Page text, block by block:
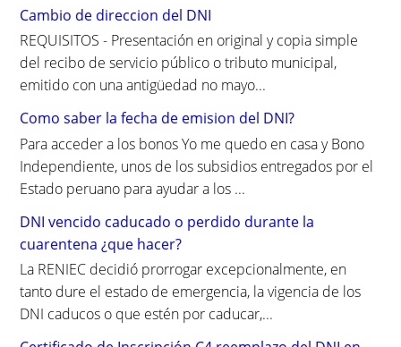
Cambio de direccion del DNI
REQUISITOS - Presentación en original y copia simple
del recibo de servicio público o tributo municipal,
emitido con una antigüedad no mayo...
Como saber la fecha de emision del DNI?
Para acceder a los bonos Yo me quedo en casa y Bono
Independiente, unos de los subsidios entregados por el
Estado peruano para ayudar a los ...
DNI vencido caducado o perdido durante la
cuarentena ¿que hacer?
La RENIEC decidió prorrogar excepcionalmente, en
tanto dure el estado de emergencia, la vigencia de los
DNI caducos o que estén por caducar,...